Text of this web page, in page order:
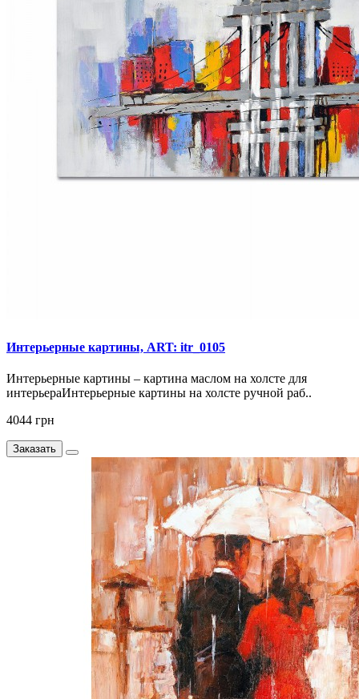
Интерьерные картины, ART: itr_0105
Интерьерные картины – картина маслом на холсте для
интерьераИнтерьерные картины на холсте ручной раб..
4044 грн
Заказать